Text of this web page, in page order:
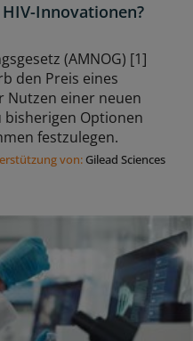
Innovationen?
(AMNOG) [1]
den Preis eines
Nutzen einer neuen
bisherigen Optionen
festzulegen.
von: Gilead Sciences